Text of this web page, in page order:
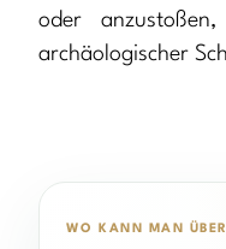
oder
archäologischer
WO KANN MAN